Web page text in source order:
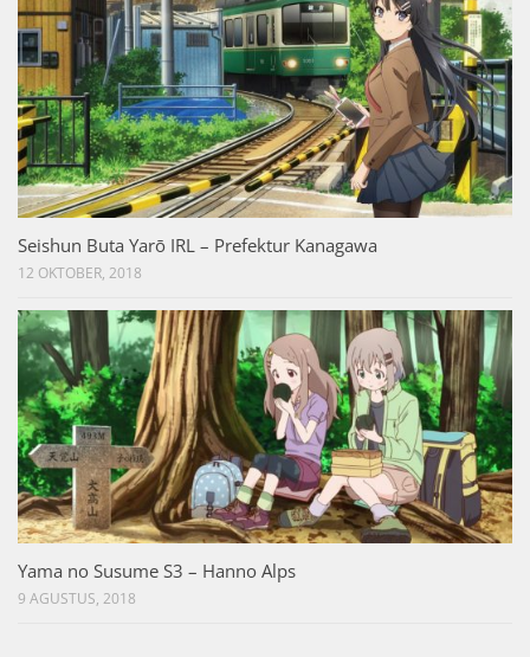
Seishun Buta Yarō IRL – Prefektur Kanagawa
12 OKTOBER, 2018
Yama no Susume S3 – Hanno Alps
9 AGUSTUS, 2018